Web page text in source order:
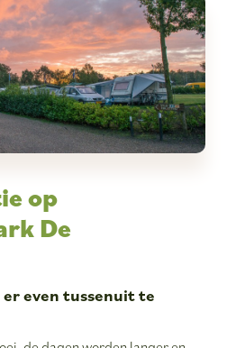
op
De
even tussenuit te